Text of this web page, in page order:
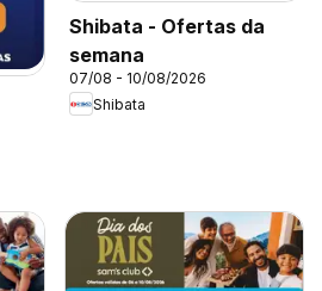
Shibata - Ofertas da
semana
07/08 - 10/08/2026
Shibata